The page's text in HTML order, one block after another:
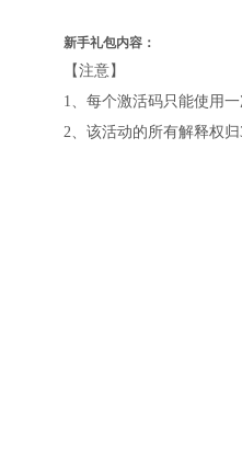
新手礼包内容：
【注意】
1、每个激活码只能使用一
2、该活动的所有解释权归